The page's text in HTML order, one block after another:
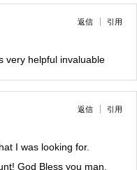
返信 引用
very helpful invaluable
返信 引用
I was looking for.
God Bless you man.